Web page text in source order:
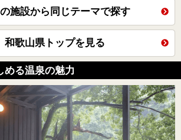
施設から同じテーマで探す
和歌山県トップを見る
める温泉の魅力